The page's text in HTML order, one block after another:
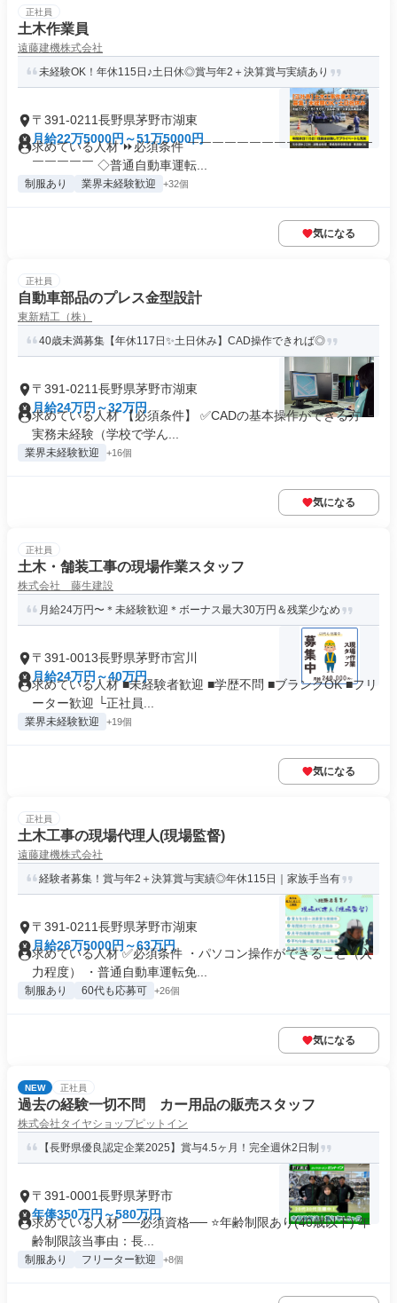
正社員
土木作業員
遠藤建機株式会社
未経験OK！年休115日♪土日休◎賞与年2＋決算賞与実績あり
〒391-0211長野県茅野市湖東
月給22万5000円～51万5000円
求めている人材 ⏩必須条件 ￣￣￣￣￣￣￣￣￣￣￣￣￣￣￣
￣￣￣￣￣ ◇普通自動車運転...
制服あり 業界未経験歓迎 +32個
気になる
正社員
自動車部品のプレス金型設計
東新精工（株）
40歳未満募集【年休117日✨土日休み】CAD操作できれば◎
〒391-0211長野県茅野市湖東
月給24万円～32万円
求めている人材 【必須条件】 ✅CADの基本操作ができる方 └
実務未経験（学校で学ん...
業界未経験歓迎 +16個
気になる
正社員
土木・舗装工事の現場作業スタッフ
株式会社 藤生建設
月給24万円〜＊未経験歓迎＊ボーナス最大30万円＆残業少なめ
〒391-0013長野県茅野市宮川
月給24万円～40万円
求めている人材 ■未経験者歓迎 ■学歴不問 ■ブランクOK ■フリ
ーター歓迎 └正社員...
業界未経験歓迎 +19個
気になる
正社員
土木工事の現場代理人(現場監督)
遠藤建機株式会社
経験者募集！賞与年2＋決算賞与実績◎年休115日｜家族手当有
〒391-0211長野県茅野市湖東
月給26万5000円～63万円
求めている人材 ✅必須条件 ・パソコン操作ができること（入
力程度） ・普通自動車運転免...
制服あり 60代も応募可 +26個
気になる
NEW 正社員
過去の経験一切不問 カー用品の販売スタッフ
株式会社タイヤショップピットイン
【長野県優良認定企業2025】賞与4.5ヶ月！完全週休2日制
〒391-0001長野県茅野市
年俸350万円～580万円
求めている人材 ──必須資格── ⭐️年齢制限あり(40歳以下) 年
齢制限該当事由：長...
制服あり フリーター歓迎 +8個